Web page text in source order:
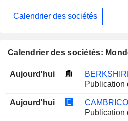
Calendrier des sociétés
Calendrier des sociétés:
Aujourd'hui
Publication
Aujourd'hui
Publication